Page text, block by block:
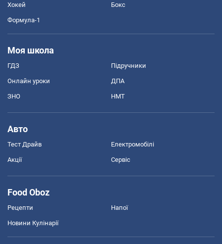
Хокей Бокс
Формула-1
Моя школа
ГДЗ Підручники
Онлайн уроки ДПА
ЗНО НМТ
Авто
Тест Драйв Електромобілі
Акції Сервіс
Food Oboz
Рецепти Напої
Новини Кулінарії